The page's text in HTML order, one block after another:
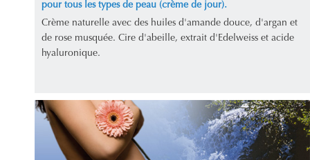
pour tous les types de peau (crème de jour).
Crème naturelle avec des huiles d'amande douce, d'argan et
de rose musquée. Cire d'abeille, extrait d'Edelweiss et acide
hyaluronique.